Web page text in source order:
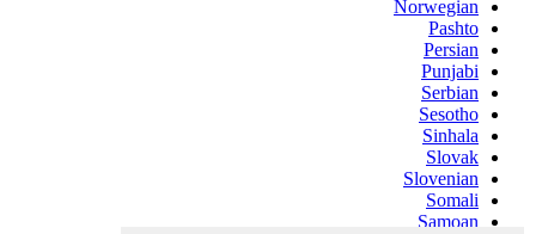
Norwegian
Pashto
Persian
Punjabi
Serbian
Sesotho
Sinhala
Slovak
Slovenian
Somali
Samoan